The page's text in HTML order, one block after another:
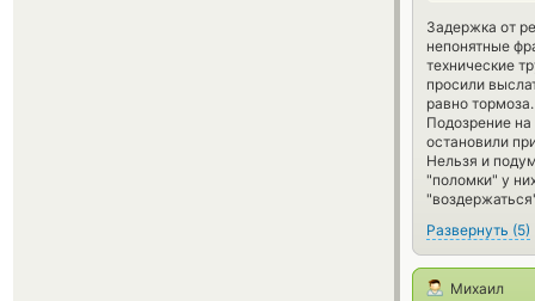
Задержка от
непонятные
технические
просили
равно
Подозрение
остановили
Нельзя и
"поломки" у
Развернуть (5)
Михаил